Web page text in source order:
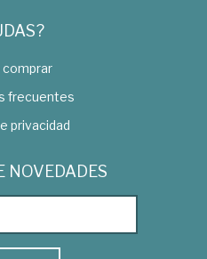
comprar
frecuentes
privacidad
NOVEDADES